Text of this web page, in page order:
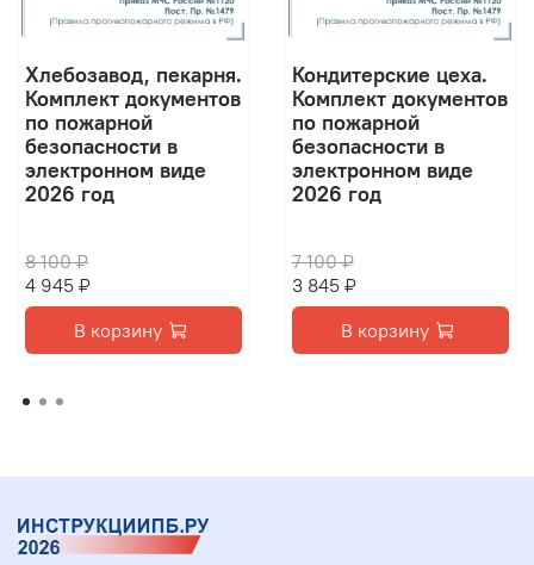
Хлебозавод, пекарня.
Комплект документов
по пожарной
безопасности в
электронном виде
2026 год
8 100 ₽
4 945 ₽
В корзину
Кондитерские цеха.
Комплект документов
по пожарной
безопасности в
электронном виде
2026 год
7 100 ₽
3 845 ₽
В корзину